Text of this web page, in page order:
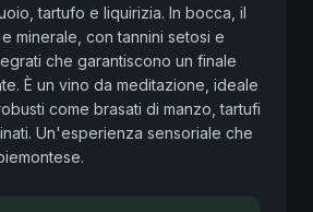
tartufo e liquirizia. In bocca, il
minerale, con tannini setosi e
che garantiscono un finale
È un vino da meditazione, ideale
come brasati di manzo, tartufi
Un'esperienza sensoriale che